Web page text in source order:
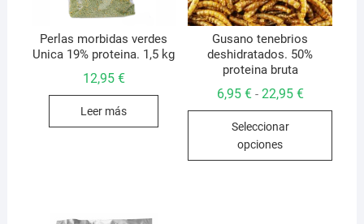
Perlas morbidas verdes
Unica 19% proteina. 1,5 kg
12,95 €
Leer más
Gusano tenebrios
deshidratados. 50%
proteina bruta
6,95 € - 22,95 €Rango
22,95 €
Seleccionar
opciones